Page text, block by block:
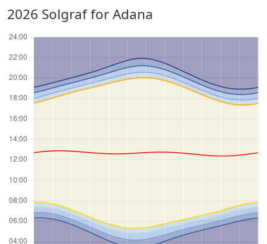
2026 Solgraf for Adana